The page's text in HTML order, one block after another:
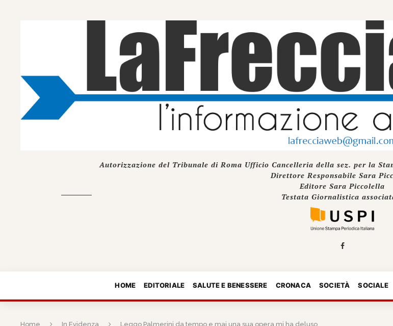
Autorizzazione del Tribunale di Roma Ufficio Cancelleria della sez. per la
Direttore Responsabile Sara
Editore Sara Piccolella
Testata Giornalistica
HOME EDITORIALE SALUTE E BENESSERE CRONACA SOCIETÀ SOCIALE
Home In Evidenza Leggo Palmerini da tempo e mai una sua opera mi ha deluso